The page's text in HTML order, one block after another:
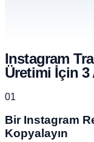
Instagram
Üretimi İçin 3
01
Bir Instagram
Kopyalayın